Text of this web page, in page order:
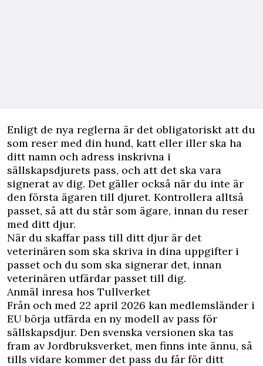
Enligt de nya reglerna är det obligatoriskt att du
som reser med din hund, katt eller iller ska ha
ditt namn och adress inskrivna i
sällskapsdjurets pass, och att det ska vara
signerat av dig. Det gäller också när du inte är
den första ägaren till djuret. Kontrollera alltså
passet, så att du står som ägare, innan du reser
med ditt djur.
När du skaffar pass till ditt djur är det
veterinären som ska skriva in dina uppgifter i
passet och du som ska signerar det, innan
veterinären utfärdar passet till dig.
Anmäl inresa hos Tullverket
Från och med 22 april 2026 kan medlemsländer i
EU börja utfärda en ny modell av ­pass för
sällskapsdjur. Den svenska versionen ska tas
fram av Jordbruksverket, men finns inte ännu, så
tills vidare kommer det pass du får för ditt